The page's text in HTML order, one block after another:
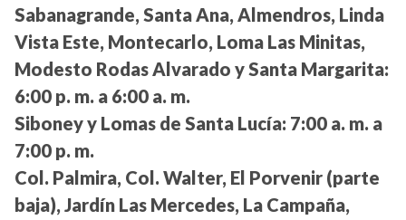
Sabanagrande, Santa Ana, Almendros, Linda
Vista Este, Montecarlo, Loma Las Minitas,
Modesto Rodas Alvarado y Santa Margarita:
6:00 p. m. a 6:00 a. m.
Siboney y Lomas de Santa Lucía: 7:00 a. m. a
7:00 p. m.
Col. Palmira, Col. Walter, El Porvenir (parte
baja), Jardín Las Mercedes, La Campaña,